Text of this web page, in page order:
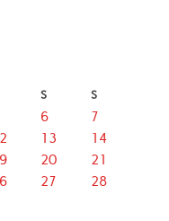
S S
6
7
13
14
20
21
27
28